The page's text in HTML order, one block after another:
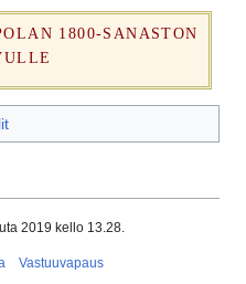
1800-SANASTON
2019 kello 13.28.
Vastuuvapaus